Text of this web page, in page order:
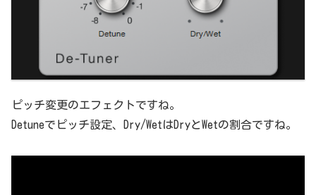
ピッチ変更のエフェクトですね。
Detuneでピッチ設定、Dry/WetはDryとWetの割合ですね。